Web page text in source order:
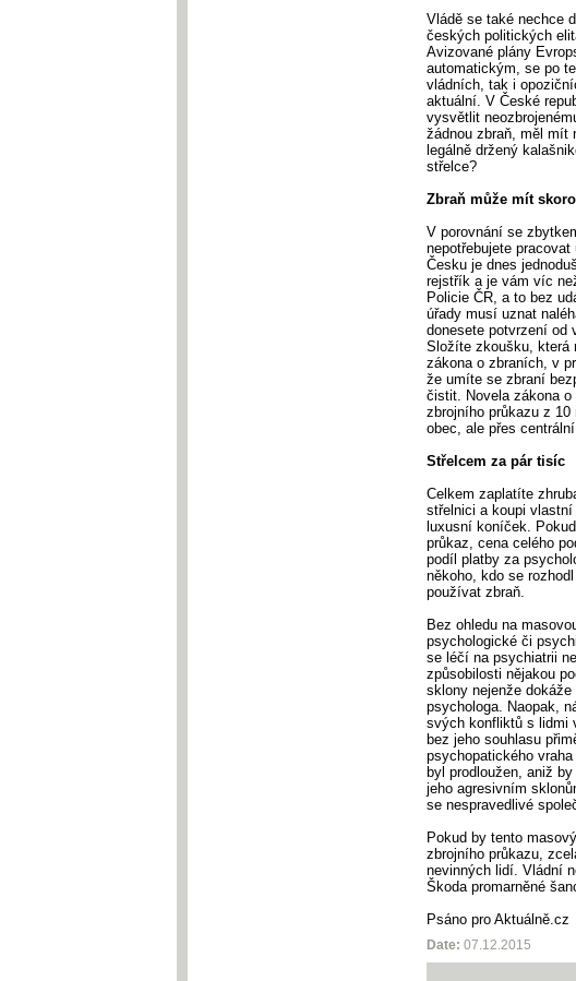
Vládě se také nechce
českých politických
Avizované plány
automatickým, se po
vládních, tak i
aktuální. V České
vysvětlit
žádnou zbraň, měl mít
legálně držený
střelce?
Zbraň může mít
V porovnání se
nepotřebujete
Česku je dnes
rejstřík a je vám víc
Policie ČR, a to bez
úřady musí uznat
donesete potvrzení od
Složíte zkoušku, která
zákona o zbraních, v
že umíte se zbraní
čistit. Novela zákona
zbrojního průkazu z
obec, ale přes
Střelcem za pár tisíc
Celkem zaplatíte
střelnici a koupi
luxusní koníček.
průkaz, cena celého
podíl platby za
někoho, kdo se
používat zbraň.
Bez ohledu na
psychologické či
se léčí na psychiatrii
způsobilosti nějakou
sklony nejenže
psychologa. Naopak,
svých konfliktů s lidmi
bez jeho souhlasu
psychopatického
byl prodloužen, aniž
jeho agresivním
se nespravedlivé
Pokud by tento
zbrojního průkazu,
nevinných lidí. Vládní
Škoda promarněné
Psáno pro Aktuálně.cz
Date: 07.12.2015